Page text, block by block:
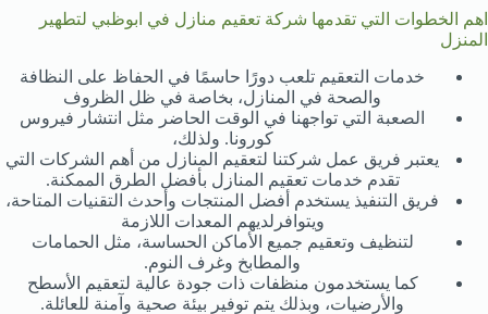
اهم الخطوات التي تقدمها شركة تعقيم منازل في ابوظبي لتطهير
المنزل
خدمات التعقيم تلعب دورًا حاسمًا في الحفاظ على النظافة
والصحة في المنازل، بخاصة في ظل الظروف
الصعبة التي تواجهنا في الوقت الحاضر مثل انتشار فيروس
كورونا. ولذلك،
يعتبر فريق عمل شركتنا لتعقيم المنازل من أهم الشركات التي
تقدم خدمات تعقيم المنازل بأفضل الطرق الممكنة.
فريق التنفيذ يستخدم أفضل المنتجات وأحدث التقنيات المتاحة،
ويتوافرلديهم المعدات اللازمة
لتنظيف وتعقيم جميع الأماكن الحساسة، مثل الحمامات
والمطابخ وغرف النوم.
كما يستخدمون منظفات ذات جودة عالية لتعقيم الأسطح
والأرضيات، وبذلك يتم توفير بيئة صحية وآمنة للعائلة.